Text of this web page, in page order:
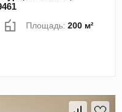
Площадь:200 м²